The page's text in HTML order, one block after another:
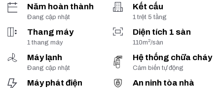
Năm hoàn thành
Đang cập nhật
Kết cấu
1 trệt 5 tầng
Thang máy
1 thang máy
Diện tích 1 sàn
110m2/sàn
Máy lạnh
Đang cập nhật
Hệ thống chữa cháy
Cảm biến tự động
Máy phát điện An ninh tòa nhà